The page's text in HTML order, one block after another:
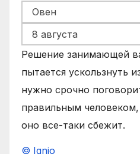
Решение занимающей
пытается ускользнуть
нужно срочно
правильным
оно все-таки сбежит.
© Ignio